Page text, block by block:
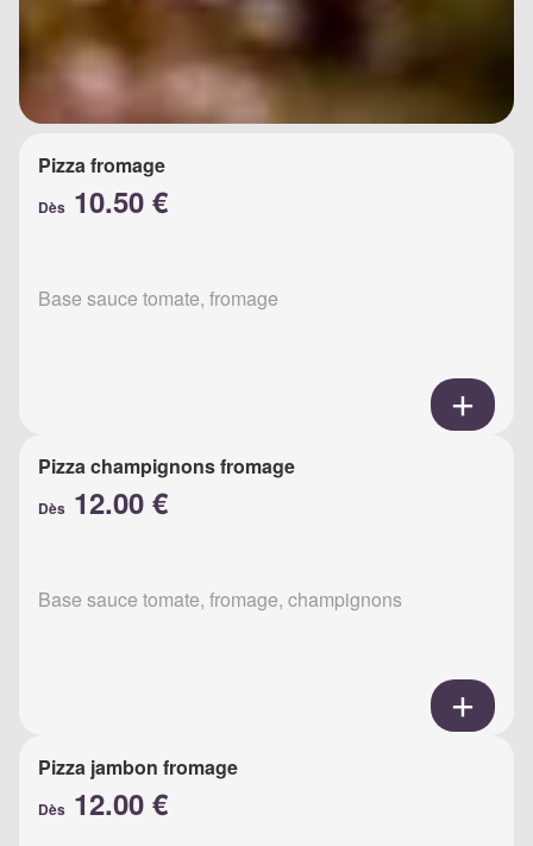
Pizza fromage
Dès 10.50 €
Base sauce tomate, fromage
Pizza champignons fromage
Dès 12.00 €
Base sauce tomate, fromage, champignons
Pizza jambon fromage
Dès 12.00 €